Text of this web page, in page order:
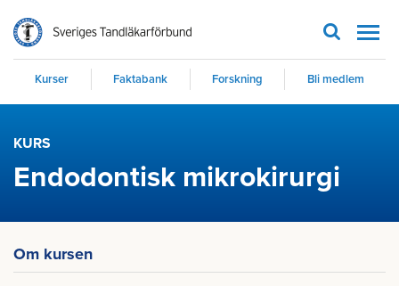
Kurser Faktabank Forskning Bli medlem
KURS
Endodontisk mikrokirurgi
Om kursen